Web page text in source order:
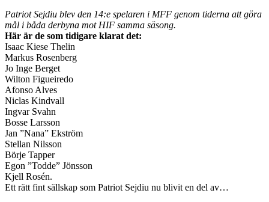
Patriot Sejdiu blev den 14:e spelaren i MFF genom tiderna att göra
mål i båda derbyna mot HIF samma säsong.
Här är de som tidigare klarat det:
Isaac Kiese Thelin
Markus Rosenberg
Jo Inge Berget
Wilton Figueiredo
Afonso Alves
Niclas Kindvall
Ingvar Svahn
Bosse Larsson
Jan ”Nana” Ekström
Stellan Nilsson
Börje Tapper
Egon ”Todde” Jönsson
Kjell Rosén.
Ett rätt fint sällskap som Patriot Sejdiu nu blivit en del av…